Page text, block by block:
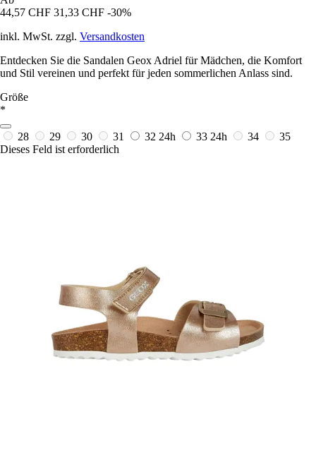
44,57 CHF 31,33 CHF -30%
inkl. MwSt. zzgl. Versandkosten
Entdecken Sie die Sandalen Geox Adriel für Mädchen, die Komfort
und Stil vereinen und perfekt für jeden sommerlichen Anlass sind.
Größe
*
28 29 30 31 32 24h 33 24h 34
35
Dieses Feld ist erforderlich